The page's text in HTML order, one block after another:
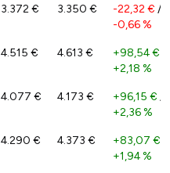
3.372 € 3.350 € -22,32 € /
-0,66 %
4.515 € 4.613 € +98,54 €
+2,18 %
4.077 € 4.173 € +96,15 € /
+2,36 %
4.290 € 4.373 € +83,07 €
+1,94 %